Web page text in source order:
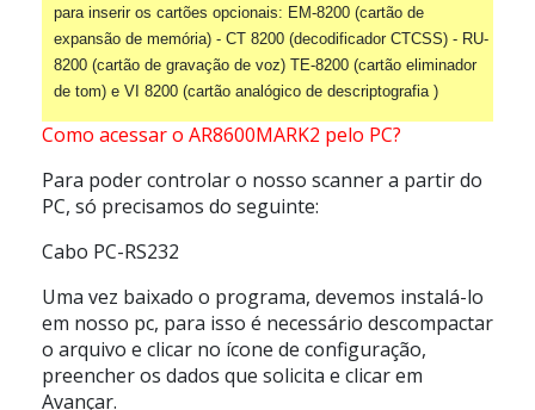
para inserir os cartões opcionais: EM-8200 (cartão de
expansão de memória) - CT 8200 (decodificador CTCSS) - RU-
8200 (cartão de gravação de voz) TE-8200 (cartão eliminador
de tom) e VI 8200 (cartão analógico de descriptografia )
Como acessar o AR8600MARK2 pelo PC?
Para poder controlar o nosso scanner a partir do
PC, só precisamos do seguinte:
Cabo PC-RS232
Uma vez baixado o programa, devemos instalá-lo
em nosso pc, para isso é necessário descompactar
o arquivo e clicar no ícone de configuração,
preencher os dados que solicita e clicar em
Avançar.